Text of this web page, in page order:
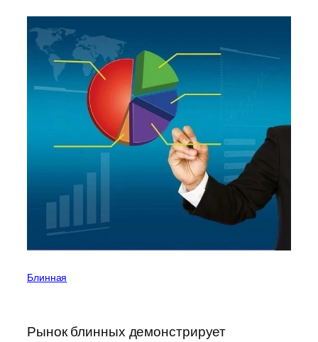
Блинная
Рынок блинных демонстрирует